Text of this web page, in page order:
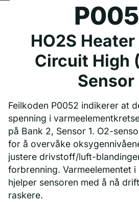
HO2S
Circuit High
Sensor
Feilkoden P0052 indikerer at
spenning i
på Bank 2, Sensor 1. O2-
for å overvåke
justere drivstoff/luft-
forbrenning. Varmeelementet i
hjelper sensoren med å nå
raskere.